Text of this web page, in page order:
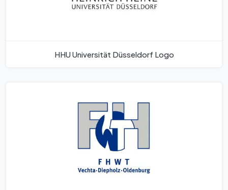
HHU Universität Düsseldorf Logo